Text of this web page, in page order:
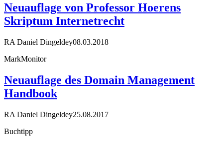
Neuauflage von Professor Hoerens
Skriptum Internetrecht
RA Daniel Dingeldey08.03.2018
MarkMonitor
Neuauflage des Domain Management
Handbook
RA Daniel Dingeldey25.08.2017
Buchtipp